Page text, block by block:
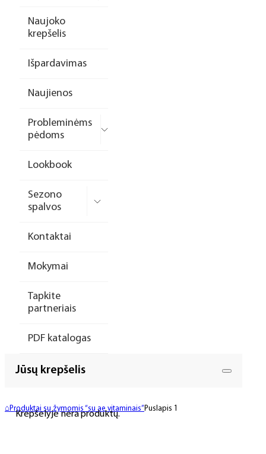
Naujoko
krepšelis
Išpardavimas
Naujienos
Probleminėms
pėdoms
Lookbook
Sezono
spalvos
Kontaktai
Mokymai
Tapkite
partneriais
PDF katalogas
Jūsų krepšelis
Krepšelyje nėra produktų.
⌂ Produktai su žymomis “su ae vitaminais” Puslapis 1